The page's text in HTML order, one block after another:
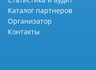
Каталог партнеров
Организатор
Контакты